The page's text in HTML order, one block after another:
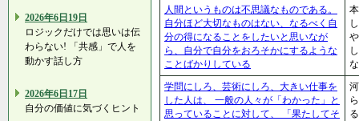
2026年6日19日
ロジックだけでは思いは伝
わらない! 「共感」で人を
動かす話し方
2026年6日17日
自分の価値に気づくヒント
人間というものは不思議なものである。
自分ほど大切なものはない、なるべく自
分の得になることをしたいと思いなが
ら、自分で自分をおろそかにするような
ことばかりしている
学問にしろ、芸術にしろ、大きい仕事を
した人は、 一般の人々が「わかった」と
思っていることに対して、 「果たしてそ